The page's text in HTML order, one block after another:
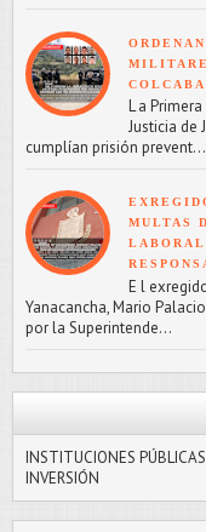
L a
Justicia de
cumplían prisión prevent...
MULTAS
E l
Yanacancha, Mario
por la Superintende...
INSTITUCIONES
INVERSIÓN